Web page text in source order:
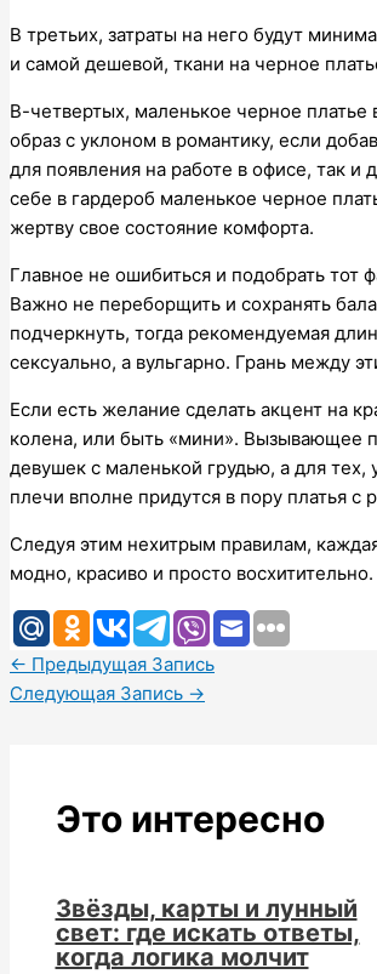
В третьих, затраты на него будут
и самой дешевой, ткани на черное
В-четвертых, маленькое черное
образ с уклоном в романтику, если
для появления на работе в офисе, так
себе в гардероб маленькое черное
жертву свое состояние комфорта.
Главное не ошибиться и подобрать тот
Важно не переборщить и сохранять
подчеркнуть, тогда рекомендуемая
сексуально, а вульгарно. Грань между
Если есть желание сделать акцент на
колена, или быть «мини». Вызывающее
девушек с маленькой грудью, а для
плечи вполне придутся в пору платья с
Следуя этим нехитрым правилам,
модно, красиво и просто восхитительно.
← Предыдущая Запись
Следующая Запись →
Это интересно
Звёзды, карты и лунный
свет: где искать ответы,
когда логика молчит